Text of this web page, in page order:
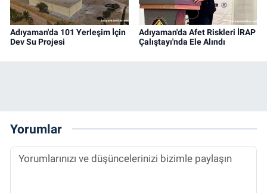
Adıyaman'da 101 Yerleşim İçin
Dev Su Projesi
Adıyaman'da Afet Riskleri İRAP
Çalıştayı'nda Ele Alındı
Yorumlar